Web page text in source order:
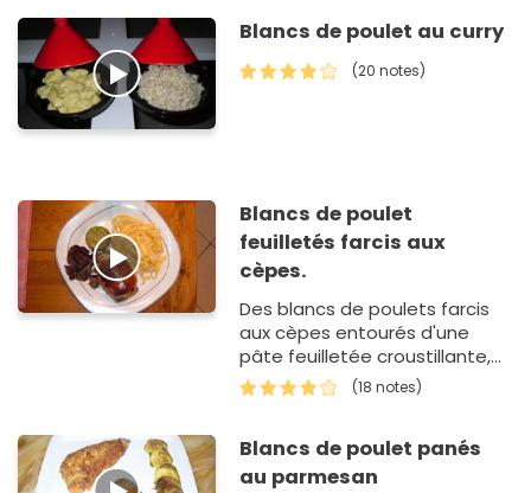
Blancs de poulet au curry
(20 notes)
Blancs de poulet
feuilletés farcis aux
cèpes.
Des blancs de poulets farcis
aux cèpes entourés d'une
pâte feuilletée croustillante,
un vrai bonheur !(18 notes)
Blancs de poulet panés
au parmesan